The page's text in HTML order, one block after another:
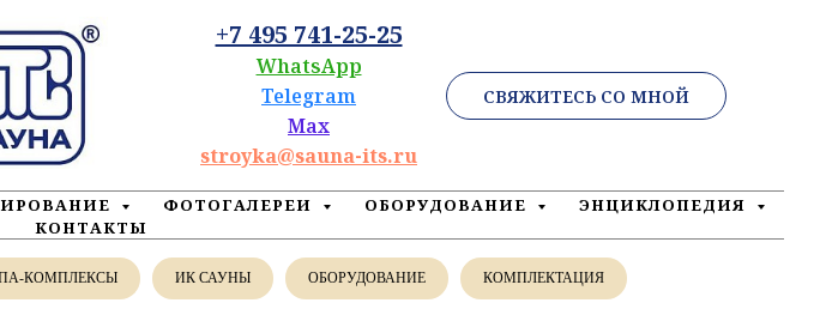
+7 495 741-25-25
WhatsApp
Telegram
Max
stroyka@sauna-its.ru
СВЯЖИТЕСЬ СО МНОЙ
ФОТОГАЛЕРЕИ ОБОРУДОВАНИЕ
ЭНЦИКЛОПЕДИЯ
КОНТАКТЫ
КОМПЛЕКСЫ ИК САУНЫ ОБОРУДОВАНИЕ КОМПЛЕКТАЦИЯ